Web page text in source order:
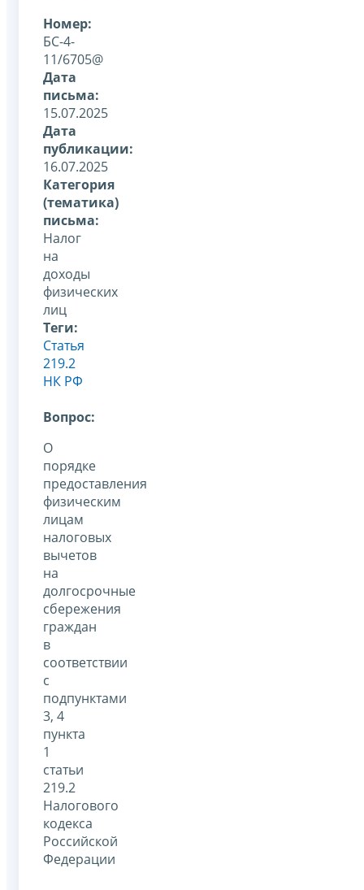
Номер:
БС-4-
11/6705@
Дата
письма:
15.07.2025
Дата
публикации:
16.07.2025
Категория
(тематика)
письма:
Налог
на
доходы
физических
лиц
Теги:
Статья
219.2
НК РФ
Вопрос:
О
порядке
предоставления
физическим
лицам
налоговых
вычетов
на
долгосрочные
сбережения
граждан
в
соответствии
с
подпунктами
3, 4
пункта
1
статьи
219.2
Налогового
кодекса
Российской
Федерации